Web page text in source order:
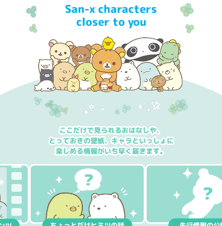
San-x characters
closer to you